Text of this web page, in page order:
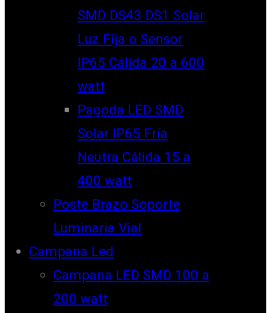
SMD DS43 DS1 Solar
Luz Fija o Sensor
IP65 Cálida 20 a 600
watt
Pagoda LED SMD
Solar IP65 Fría
Neutra Cálida 15 a
400 watt
Poste Brazo Soporte
Luminaria Vial
Campana Led
Campana LED SMD 100 a
200 watt